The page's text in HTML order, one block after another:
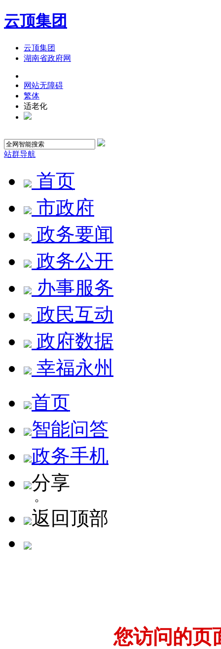
云顶集团
云顶集团
湖南省政府网
网站无障碍
繁体
适老化
站群导航
首页
市政府
政务要闻
政务公开
办事服务
政民互动
政府数据
幸福永州
首页
智能问答
政务手机
分享
返回顶部
您访问的页